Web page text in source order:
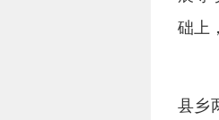
础上
县乡